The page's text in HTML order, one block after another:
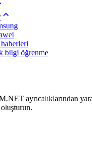
bilgi öğrenme
ayrıcalıklarından